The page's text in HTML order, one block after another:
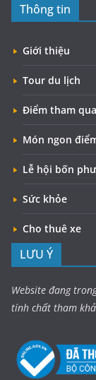
Thông tin
Giới thiệu
Tour du lịch
Điểm tham
Món ngon
Lễ hội bốn
Sức khỏe
Cho thuê xe
LƯU Ý
Website đang
tính chất tham